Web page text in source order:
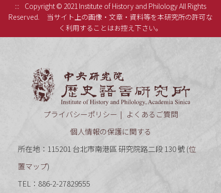
:::
Copyright © 2021 Institute of History and Philology All Rights
Reserved.
当サイト上の画像・文章・資料等を本研究所の許可な
く利用することはお控え下さい。
プライバシーポリシー
よくあるご質問
個人情報の保護に関する
所在地：115201 台北市南港區 研究院路二段 130 號 (位
置マップ)
TEL：886-2-27829555